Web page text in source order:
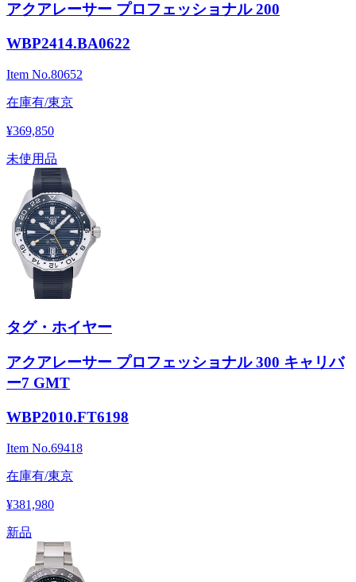
アクアレーサー プロフェッショナル 200
WBP2414.BA0622
Item No.80652
在庫有/東京
¥369,850
未使用品
タグ・ホイヤー
アクアレーサー プロフェッショナル 300 キャリバ
ー7 GMT
WBP2010.FT6198
Item No.69418
在庫有/東京
¥381,980
新品